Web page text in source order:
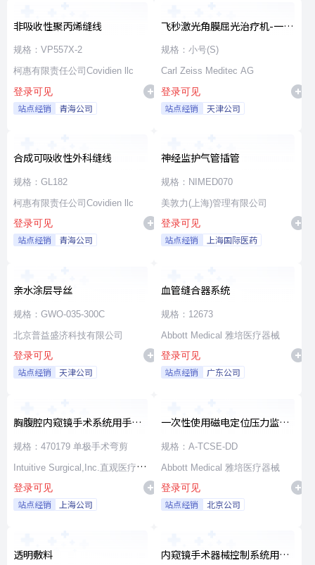
非吸收性聚丙烯缝线
规格：VP557X-2
柯惠有限责任公司Covidien llc
登录可见
站点经销 青海公司
飞秒激光角膜屈光治疗机-一次
性使用无菌治疗包
规格：小号(S)
Carl Zeiss Meditec AG
登录可见
站点经销 天津公司
合成可吸收性外科缝线
规格：GL182
柯惠有限责任公司Covidien llc
登录可见
站点经销 青海公司
神经监护气管插管
规格：NIMED070
美敦力(上海)管理有限公司
登录可见
站点经销 上海国际医药
亲水涂层导丝
规格：GWO-035-300C
北京普益盛济科技有限公司
登录可见
站点经销 天津公司
血管缝合器系统
规格：12673
Abbott Medical 雅培医疗器械
登录可见
站点经销 广东公司
胸腹腔内窥镜手术系统用手术
器械
规格：470179 单极手术弯剪
Intuitive Surgical,Inc.直观医疗公
司
登录可见
站点经销 上海公司
一次性使用磁电定位压力监测
消融导管
规格：A-TCSE-DD
Abbott Medical 雅培医疗器械
登录可见
站点经销 北京公司
透明敷料
内窥镜手术器械控制系统用无